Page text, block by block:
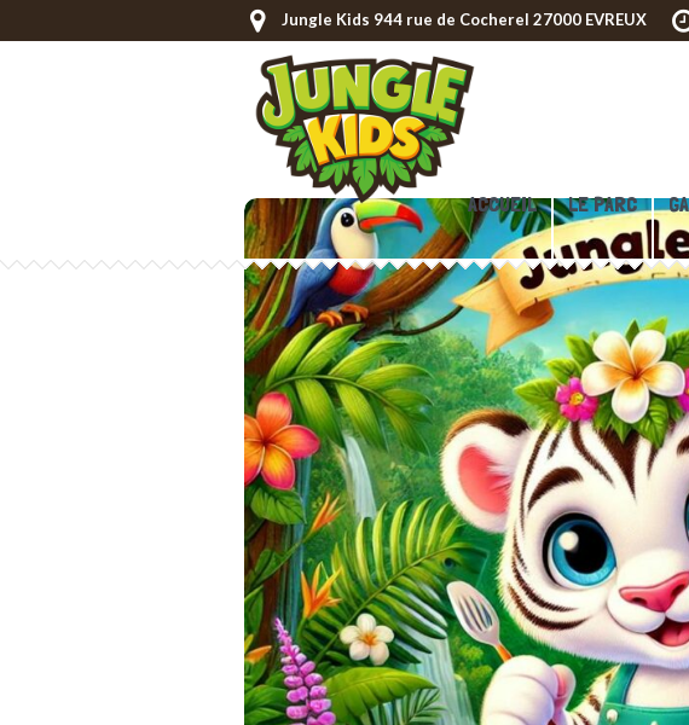
Jungle Kids 944 rue de Cocherel 27000 EVREUX
ACCUEIL LE PARC